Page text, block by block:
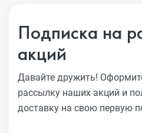
Подписка на
акций
Давайте дружить!
рассылку наших акций и
доставку на свою первую